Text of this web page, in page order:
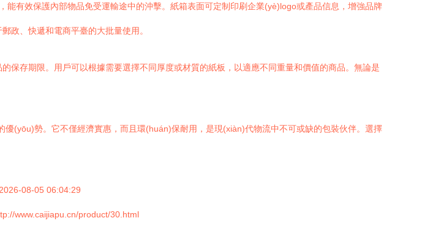
有效保護內部物品免受運輸途中的沖擊。紙箱表面可定制印刷企業(yè)logo或產品信息，增強品牌
政、快遞和電商平臺的大批量使用。
保存期限。用戶可以根據需要選擇不同厚度或材質的紙板，以適應不同重量和價值的商品。無論是
(yōu)勢。它不僅經濟實惠，而且環(huán)保耐用，是現(xiàn)代物流中不可或缺的包裝伙伴。選擇
08-05 06:04:29
www.caijiapu.cn/product/30.html